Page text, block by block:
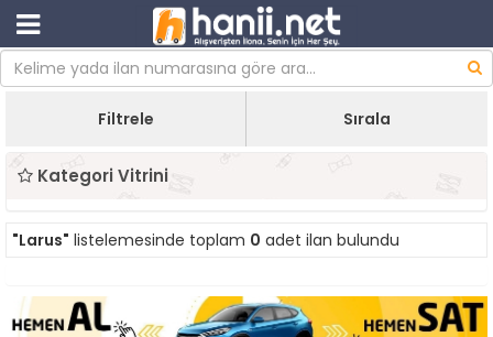
Filtrele Sırala
Kategori Vitrini
"Larus" listelemesinde toplam 0 adet ilan bulundu